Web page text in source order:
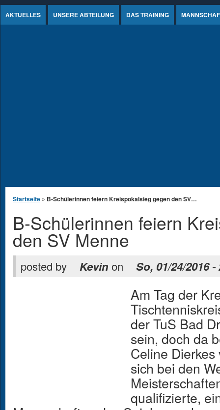
AKTUELLES UNSERE ABTEILUNG DAS TRAINING
Sie sind hier
Startseite » B-Schülerinnen feiern Kreispokalsieg gegen den SV…
B-Schülerinnen feiern
den SV Menne
posted by Kevin on So, 01/24/2016 -
Am Tag der
der TuS Bad
sein, doch da
Celine
sich bei den
qualifizierte,